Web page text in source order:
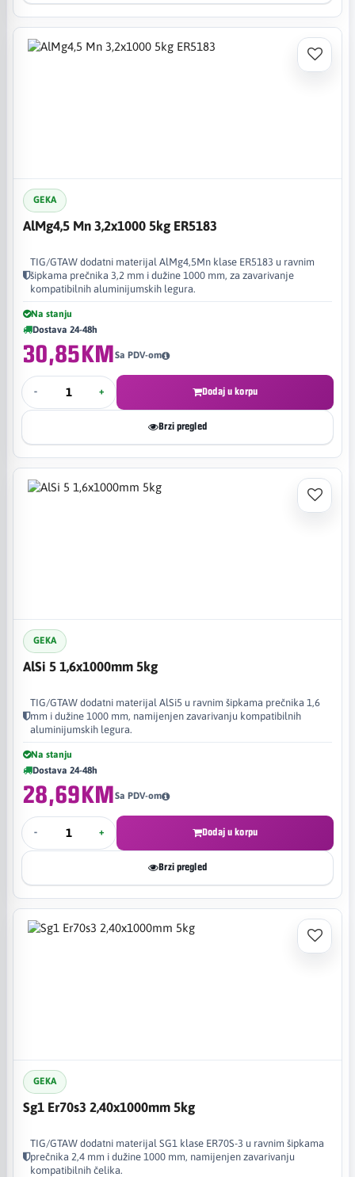
GEKA
AlMg4,5 Mn 3,2x1000 5kg ER5183
TIG/GTAW dodatni materijal AlMg4,5Mn klase ER5183 u ravnim
šipkama prečnika 3,2 mm i dužine 1000 mm, za zavarivanje
kompatibilnih aluminijumskih legura.
Na stanju
Dostava 24-48h
30,85KMSa PDV-om
- + Dodaj u korpu
Brzi pregled
GEKA
AlSi 5 1,6x1000mm 5kg
TIG/GTAW dodatni materijal AlSi5 u ravnim šipkama prečnika 1,6
mm i dužine 1000 mm, namijenjen zavarivanju kompatibilnih
aluminijumskih legura.
Na stanju
Dostava 24-48h
28,69KMSa PDV-om
- + Dodaj u korpu
Brzi pregled
GEKA
Sg1 Er70s3 2,40x1000mm 5kg
TIG/GTAW dodatni materijal SG1 klase ER70S-3 u ravnim šipkama
prečnika 2,4 mm i dužine 1000 mm, namijenjen zavarivanju
kompatibilnih čelika.